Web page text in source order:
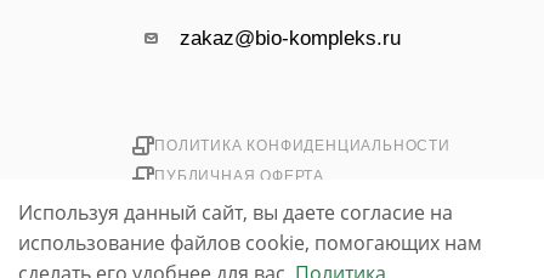
zakaz@bio-kompleks.ru
ПОЛИТИКА КОНФИДЕНЦИАЛЬНОСТИ
ПУБЛИЧНАЯ ОФЕРТА
2026 © «БИО-комплекс»
Используя данный сайт, вы даете согласие на
использование файлов cookie, помогающих нам